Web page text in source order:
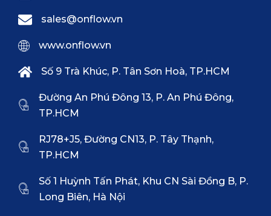
sales@onflow.vn
www.onflow.vn
Số 9 Trà Khúc, P. Tân Sơn Hoà, TP.HCM
Đường An Phú Đông 13, P. An Phú Đông,
TP.HCM
RJ78+J5, Đường CN13, P. Tây Thạnh,
TP.HCM
Số 1 Huỳnh Tấn Phát, Khu CN Sài Đồng B, P.
Long Biên, Hà Nội